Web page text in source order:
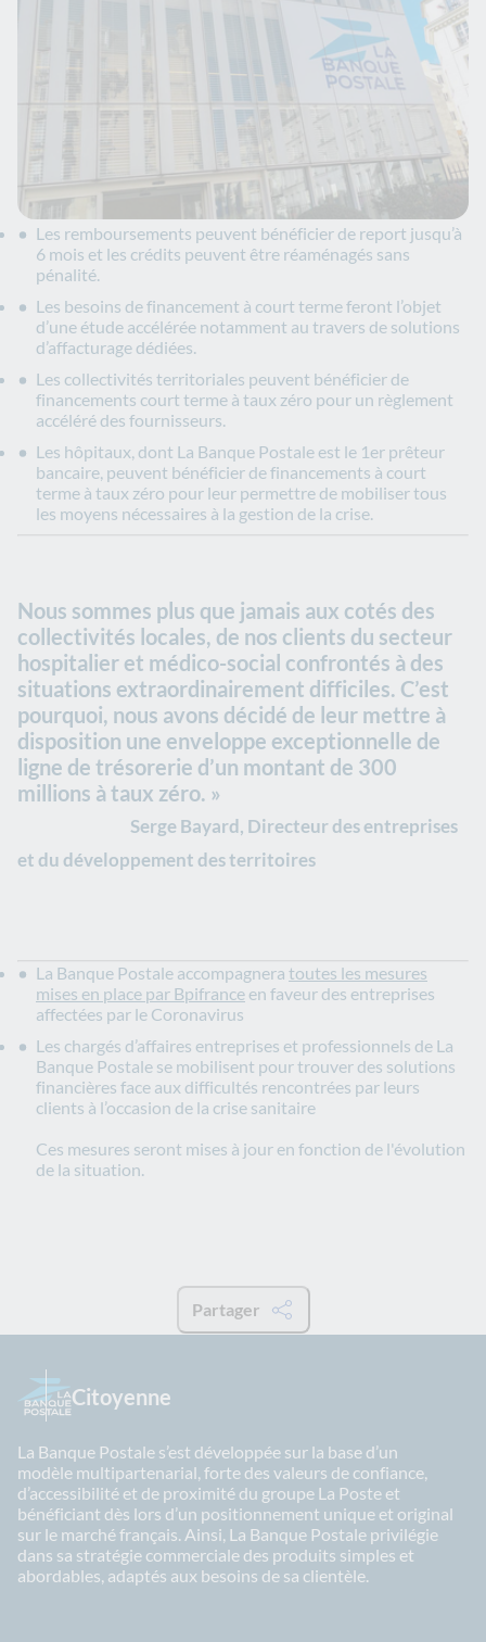
Les remboursements peuvent bénéficier de report jusqu’à
6 mois et les crédits peuvent être réaménagés sans
pénalité.
Les besoins de financement à court terme feront l’objet
d’une étude accélérée notamment au travers de solutions
d’affacturage dédiées.
Les collectivités territoriales peuvent bénéficier de
financements court terme à taux zéro pour un règlement
accéléré des fournisseurs.
Les hôpitaux, dont La Banque Postale est le 1er prêteur
bancaire, peuvent bénéficier de financements à court
terme à taux zéro pour leur permettre de mobiliser tous
les moyens nécessaires à la gestion de la crise.
Nous sommes plus que jamais aux cotés des
collectivités locales, de nos clients du secteur
hospitalier et médico-social confrontés à des
situations extraordinairement difficiles. C’est
pourquoi, nous avons décidé de leur mettre à
disposition une enveloppe exceptionnelle de
ligne de trésorerie d’un montant de 300
millions à taux zéro. »
Serge Bayard, Directeur des entreprises
et du développement des territoires
La Banque Postale accompagnera toutes les mesures
mises en place par Bpifrance en faveur des entreprises
affectées par le Coronavirus
Les chargés d’affaires entreprises et professionnels de La
Banque Postale se mobilisent pour trouver des solutions
financières face aux difficultés rencontrées par leurs
clients à l’occasion de la crise sanitaire
Ces mesures seront mises à jour en fonction de l'évolution
de la situation.
Partager
Citoyenne
La Banque Postale s’est développée sur la base d’un
modèle multipartenarial, forte des valeurs de confiance,
d’accessibilité et de proximité du groupe La Poste et
bénéficiant dès lors d’un positionnement unique et original
sur le marché français. Ainsi, La Banque Postale privilégie
dans sa stratégie commerciale des produits simples et
abordables, adaptés aux besoins de sa clientèle.